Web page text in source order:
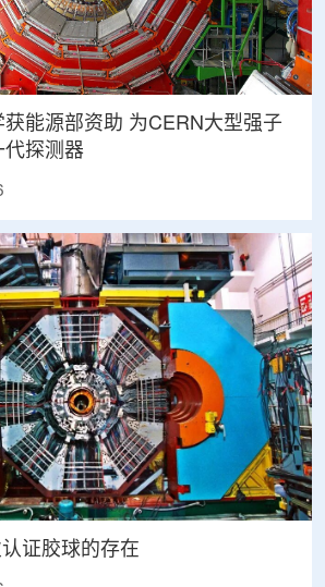
能源部资助 为CERN大型强子
代探测器
证胶球的存在